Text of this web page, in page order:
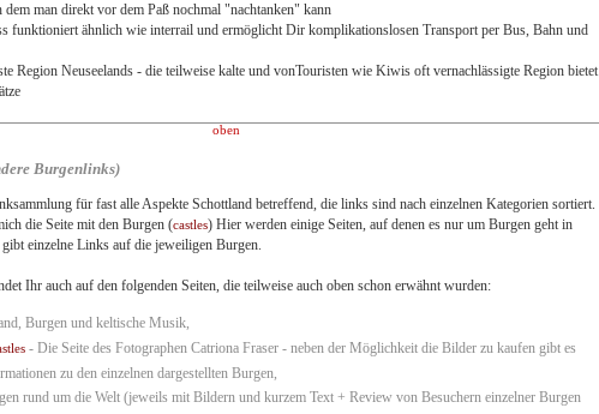
man direkt vor dem Paß nochmal "nachtanken" kann
funktioniert ähnlich wie interrail und ermöglicht Dir komplikationslosen Transport per Bus, Bahn und
Region Neuseelands - die teilweise kalte und vonTouristen wie Kiwis oft vernachlässigte Region bietet
oben
Burgenlinks)
für fast alle Aspekte Schottland betreffend, die links sind nach einzelnen Kategorien sortiert.
die Seite mit den Burgen (castles) Hier werden einige Seiten, auf denen es nur um Burgen geht in
einzelne Links auf die jeweiligen Burgen.
Ihr auch auf den folgenden Seiten, die teilweise auch oben schon erwähnt wurden:
Burgen und keltische Musik,
- Die Seite des Fotographen Catriona Fraser - neben der Möglichkeit die Bilder zu kaufen gibt es
zu den einzelnen dargestellten Burgen,
rund um die Welt (jeweils mit Bildern und kurzem Text + Review von Besuchern einzelner Burgen